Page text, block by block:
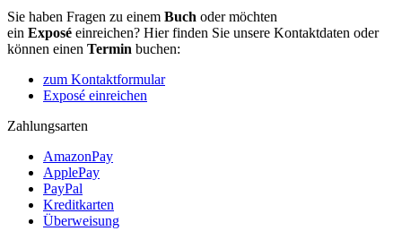
Sie haben Fragen zu einem Buch oder möchten
ein Exposé einreichen? Hier finden Sie unsere Kontaktdaten oder
können einen Termin buchen:
zum Kontaktformular
Exposé einreichen
Zahlungsarten
AmazonPay
ApplePay
PayPal
Kreditkarten
Überweisung